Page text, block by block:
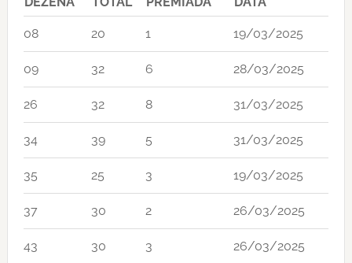
08 20 1 19/03/2025
09 32 6 28/03/2025
26 32 8 31/03/2025
34 39 5 31/03/2025
35 25 3 19/03/2025
37 30 2 26/03/2025
43 30 3 26/03/2025